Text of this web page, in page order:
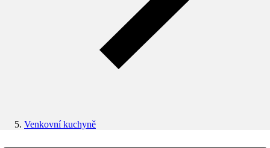
Venkovní kuchyně